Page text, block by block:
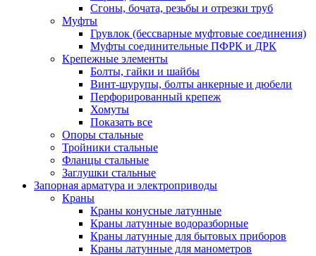
Сгоны, бочата, резьбы и отрезки труб
Муфты
Грувлок (бессварные муфтовые соединения)
Муфты соединительные ПФРК и ДРК
Крепежные элементы
Болты, гайки и шайбы
Винт-шурупы, болты анкерные и дюбели
Перфорированный крепеж
Хомуты
Показать все
Опоры стальные
Тройники стальные
Фланцы стальные
Заглушки стальные
Запорная арматура и электроприводы
Краны
Краны конусные латунные
Краны латунные водоразборные
Краны латунные для бытовых приборов
Краны латунные для манометров